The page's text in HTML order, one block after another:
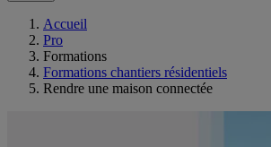
Accueil
Pro
Formations
Formations chantiers résidentiels
Rendre une maison connectée